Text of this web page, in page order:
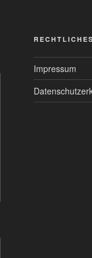
Impressum